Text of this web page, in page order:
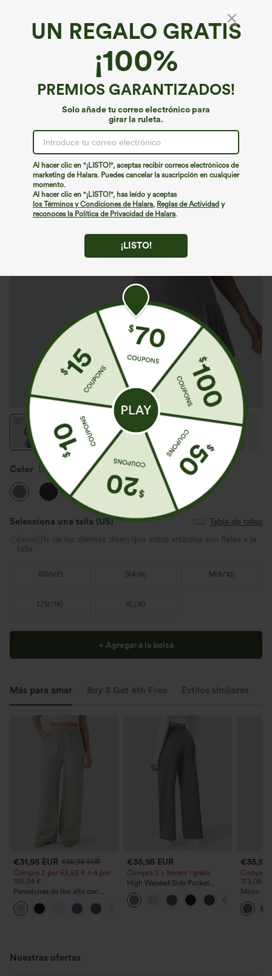
UN REGALO GRATIS
¡100%
PREMIOS GARANTIZADOS!
Solo añade tu correo electrónico para
girar la ruleta.
Al hacer clic en "¡LISTO!", aceptas recibir correos electrónicos de
marketing de Halara. Puedes cancelar la suscripción en cualquier
momento.
Al hacer clic en "¡LISTO!", has leído y aceptas
los Términos y Condiciones de Halara, Reglas de Actividad y
reconoces la Política de Privacidad de Halara.
¡LISTO!
Vestido mini de trabajo con escote barco, sin
mangas y plisado a rayas
Buy 3 Get 4th Free
Color Dusk Smoke Pinstripe
Selecciona una talla (US)
Tabla de tallas
{num}}% de los clientes dicen que estos artículos son fieles a la
talla.
XS(0/2) S(4/6) M (8/10)
L(12/14) XL(16)
+ Agregar a la bolsa
Más para amar Buy 3 Get 4th Free Estilos similares
€31,95 EUR €35,95 EUR
Compra 2 por 52,62 € o 4 por
105,24 €.
Pantalones de tiro alto con
cordón y bolsillos, pernera
ancha, holgados y de estilo
casual con tacto de lino.
€35,95 EUR
Compra 2 y llévate 1 gratis
High Waisted Side Pocket
Straight Leg Work Pants
€35,95
Compra
123,08 €.
Mono
ancha,
- Easy
Nuestras ofertas